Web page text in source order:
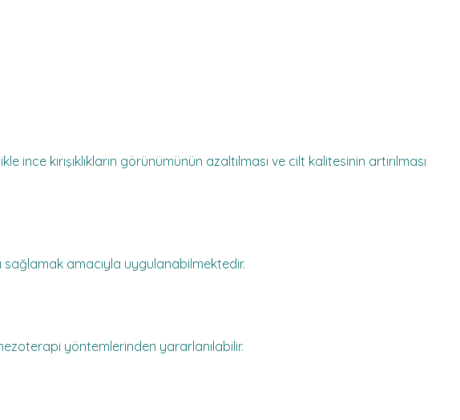
kırışıklıkların görünümünün azaltılması ve cilt kalitesinin artırılması
amacıyla uygulanabilmektedir.
yöntemlerinden yararlanılabilir.